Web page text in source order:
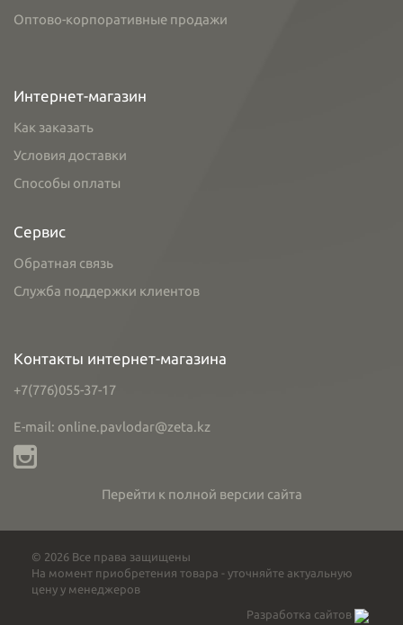
Оптово-корпоративные продажи
Интернет-магазин
Как заказать
Условия доставки
Способы оплаты
Сервис
Обратная связь
Служба поддержки клиентов
Контакты интернет-магазина
+7(776)055-37-17
E-mail: online.pavlodar@zeta.kz
Перейти к полной версии сайта
© 2026 Все права защищены
На момент приобретения товара - уточняйте актуальную
цену у менеджеров
Разработка сайтов